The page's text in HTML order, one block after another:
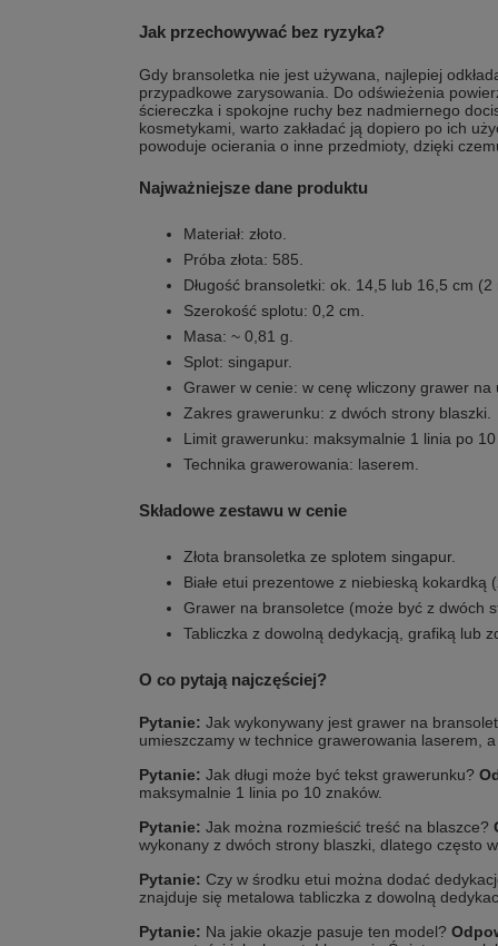
Jak przechowywać bez ryzyka?
Gdy bransoletka nie jest używana, najlepiej
przypadkowe zarysowania. Do odświeżenia
ściereczka i spokojne ruchy bez nadmiernego
kosmetykami, warto zakładać ją dopiero po ich
powoduje ocierania o inne przedmioty, dzięki
Najważniejsze dane produktu
Materiał: złoto.
Próba złota: 585.
Długość bransoletki: ok. 14,5 lub 16,5 cm (2
Szerokość splotu: 0,2 cm.
Masa: ~ 0,81 g.
Splot: singapur.
Grawer w cenie: w cenę wliczony grawer na
Zakres grawerunku: z dwóch strony blaszki.
Limit grawerunku: maksymalnie 1 linia po 10
Technika grawerowania: laserem.
Składowe zestawu w cenie
Złota bransoletka ze splotem singapur.
Białe etui prezentowe z niebieską kokardką
Grawer na bransoletce (może być z dwóch
Tabliczka z dowolną dedykacją, grafiką lub
O co pytają najczęściej?
Pytanie: Jak wykonywany jest grawer na
umieszczamy w technice grawerowania laserem,
Pytanie: Jak długi może być tekst grawerunku?
maksymalnie 1 linia po 10 znaków.
Pytanie: Jak można rozmieścić treść na blaszce?
wykonany z dwóch strony blaszki, dlatego często
Pytanie: Czy w środku etui można dodać
znajduje się metalowa tabliczka z dowolną
Pytanie: Na jakie okazje pasuje ten model?